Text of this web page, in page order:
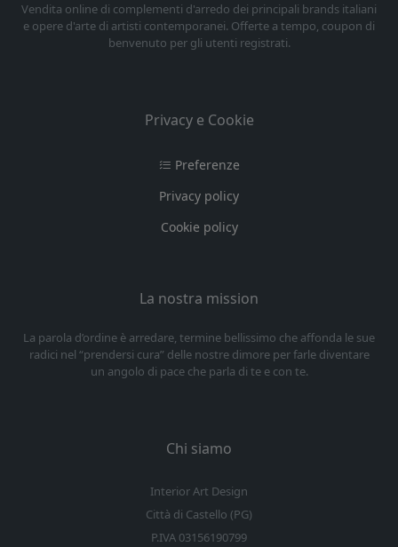
Vendita online di complementi d'arredo dei principali brands italiani
e opere d'arte di artisti contemporanei. Offerte a tempo, coupon di
benvenuto per gli utenti registrati.
Privacy e Cookie
Preferenze
Privacy policy
Cookie policy
La nostra mission
La parola d’ordine è arredare, termine bellissimo che affonda le sue
radici nel “prendersi cura” delle nostre dimore per farle diventare
un angolo di pace che parla di te e con te.
Chi siamo
Interior Art Design
Città di Castello (PG)
P.IVA 03156190799